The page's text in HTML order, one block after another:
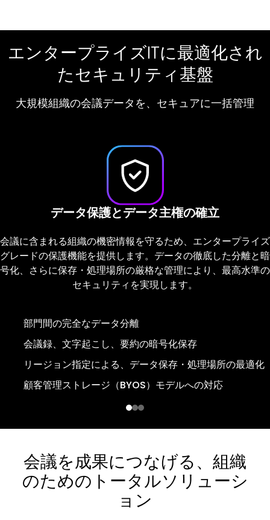
エンタープライズITに最適化され
たセキュリティ基盤
大規模組織の会議データを、セキュアに一括管理
データ保護とデータ主権の確立
会議に含まれる組織の機密情報を守るため、エンタープライズ
グレードの保護機能を提供します。データの徹底した分離と暗
号化、さらに保存・処理場所の厳格な管理により、最高水準の
セキュリティを実現します。
部門間の完全なデータ分離
会議録、文字起こし、要約の暗号化保存
リージョン指定による、データ保存・処理場所の最適化
顧客管理ストレージ（BYOS）モデルへの対応
ITおよびコンプライアンス部門向
けの厳格なセキュリティ制御
確固たる信頼のもと、アクセス権、可視性、ガバナン
スを高度に制御
エンタープライズ認証およびアクセス制御
会議コンテンツへのアクセスは、エンタープライズ認証とロー
ルベースの権限設定によって厳重に管理。すべてのアクセス操
作や管理者権限によるアクションは、監査ログとして確実に記
ズ基準の認証統合
きめ細かなロールベースのアクセス制御（RBAC）
アクセス状況や操作履歴を網羅した、詳細な監査ログの生
ガバナンスを追求したプライバシ
ーおよびAIセキュリティ
厳しい規制環境にも対応する、組織のための専用AI設計
プライバシー制御およびAIプロバイダーセキュリ
ユーザーが明示的に選択した会議のみを処理対象とし、法的な
規制要件をサポートするプライバシー制御機能を標準装備。AI
処理は、リージョン（地域型）導入オプションを備えた、エン
明示的に招待された会議のデータのみにアクセス
GDPRやCCPAなどの厳格なプライバシー規制に準拠した
管理機能
組織のポリシーに適合した、柔軟なデータ保持ポリシーの
た、エンタープライズAIプラットフォームの採用
会議を成果につなげる、組織
のためのトータルソリューシ
ョン